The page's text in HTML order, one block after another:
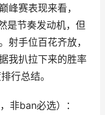
峰赛表现来看，
是节奏发动机，但
射手位百花齐放，
我扒拉下来的胜率
行总结。
非ban必选）：